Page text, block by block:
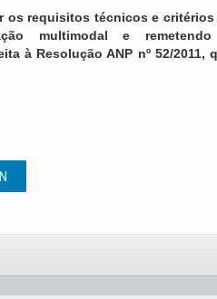
os requisitos técnicos e critérios
multimodal e
à Resolução ANP nº 52/2011,